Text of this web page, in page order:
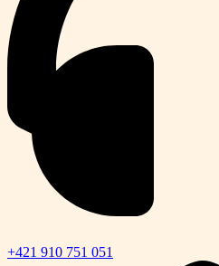
+421 910 751 051